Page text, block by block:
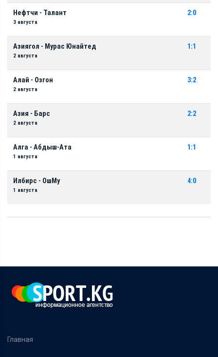
Нефтчи - Талант
3 августа
2:0
Азиягол - Мурас Юнайтед
2 августа
1:1
Алай - Озгон
2 августа
3:2
Азия - Барс
2 августа
2:2
Алга - Абдыш-Ата
1 августа
1:1
Илбирс - ОшМу
1 августа
4:0
Главная